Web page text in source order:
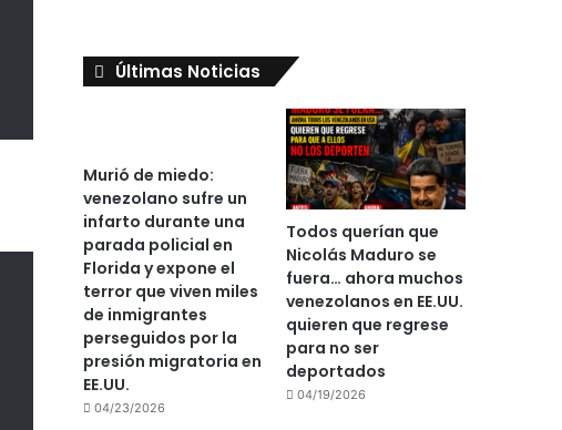
Últimas Noticias
Murió de miedo:
venezolano sufre un
infarto durante una
parada policial en
Florida y expone el
terror que viven miles
de inmigrantes
perseguidos por la
presión migratoria en
EE.UU.
04/23/2026
Todos querían que
Nicolás Maduro se
fuera… ahora muchos
venezolanos en EE.UU.
quieren que regrese
para no ser
deportados
04/19/2026